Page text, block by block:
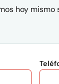
hoy mismo